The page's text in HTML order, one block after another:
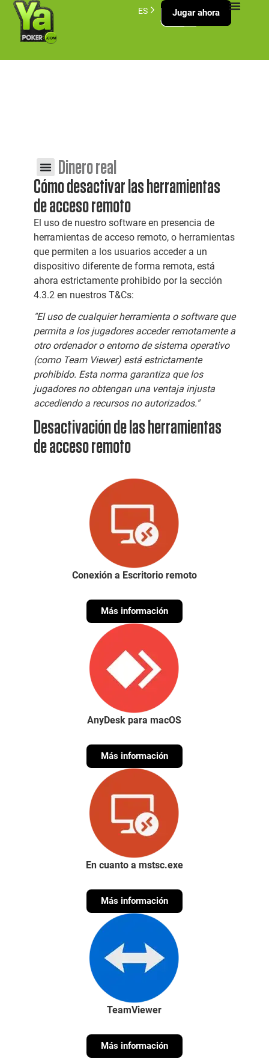
Jugar ahora
ES
Dinero real
Cómo desactivar las herramientas
de acceso remoto
El uso de nuestro software en presencia de
herramientas de acceso remoto, o herramientas
que permiten a los usuarios acceder a un
dispositivo diferente de forma remota, está
ahora estrictamente prohibido por la sección
4.3.2 en nuestros T&Cs:
"El uso de cualquier herramienta o software que
permita a los jugadores acceder remotamente a
otro ordenador o entorno de sistema operativo
(como Team Viewer) está estrictamente
prohibido. Esta norma garantiza que los
jugadores no obtengan una ventaja injusta
accediendo a recursos no autorizados."
Desactivación de las herramientas
de acceso remoto
Conexión a Escritorio remoto
Más información
AnyDesk para macOS
Más información
En cuanto a mstsc.exe
Más información
TeamViewer
Más información